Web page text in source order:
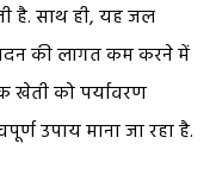
है. साथ ही, यह जल
की लागत कम करने में
खेती को पर्यावरण
उपाय माना जा रहा है.